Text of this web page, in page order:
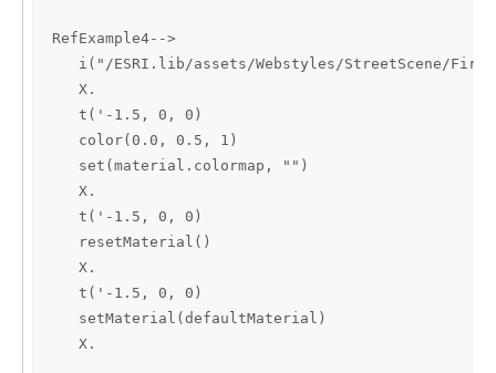
RefExample4-->
i("/ESRI.lib/assets/Webstyles/StreetScene/
   X.
   t('-1.5, 0, 0)
   color(0.0, 0.5, 1)
   set(material.colormap, "")
   X.
   t('-1.5, 0, 0)
   resetMaterial()
   X.
   t('-1.5, 0, 0)
   setMaterial(defaultMaterial)
   X.